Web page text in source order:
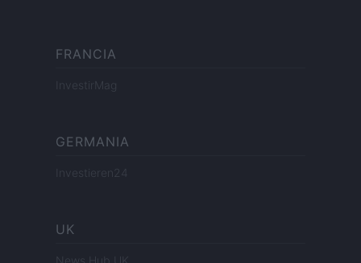
FRANCIA
InvestirMag
GERMANIA
Investieren24
UK